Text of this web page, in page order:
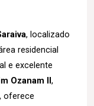
, localizado
residencial
e excelente
Ozanam II ,
oferece